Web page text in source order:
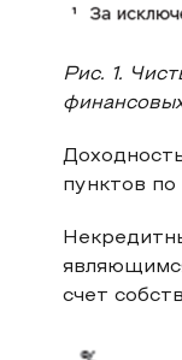
Рис. 1.
пунктов по
счет